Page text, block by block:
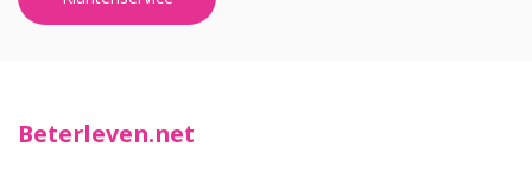
Beterleven.net